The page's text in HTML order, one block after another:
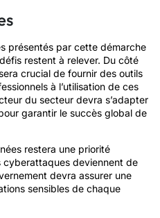
présentés par cette démarche
restent à relever. Du côté
crucial de fournir des outils
à l’utilisation de ces
du secteur devra s’adapter
garantir le succès global de
restera une priorité
cyberattaques deviennent de
devra assurer une
sensibles de chaque